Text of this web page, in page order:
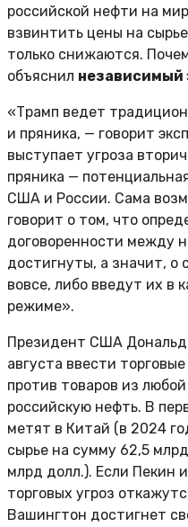
российской нефти на
взвинтить цены на
только снижаются.
объяснил независимый
«Трамп ведет
и пряника, — говорит
выступает угроза
пряника —
США и России. Сама
говорит о том, что
договоренности между
достигнуты, а значит, о
вовсе, либо введут их в
режиме».
Президент США
августа ввести
против товаров из
российскую нефть. В
метят в Китай (в 2024
сырье на сумму 62,5
млрд долл.). Если Пекин
торговых угроз
Вашингтон достигнет